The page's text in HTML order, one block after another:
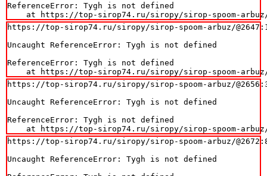
ReferenceError: Tygh is not defined
at https://top-sirop74.ru/siropy/sirop-spoom-
https://top-sirop74.ru/siropy/sirop-spoom-arbuz/
Uncaught ReferenceError: Tygh is not defined
ReferenceError: Tygh is not defined
at https://top-sirop74.ru/siropy/sirop-spoom-
https://top-sirop74.ru/siropy/sirop-spoom-arbuz/
Uncaught ReferenceError: Tygh is not defined
ReferenceError: Tygh is not defined
at https://top-sirop74.ru/siropy/sirop-spoom-
https://top-sirop74.ru/siropy/sirop-spoom-arbuz/
Uncaught ReferenceError: Tygh is not defined